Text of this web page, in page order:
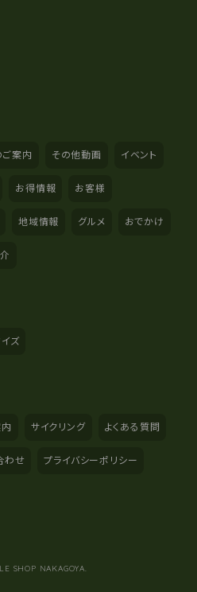
案内 その他動画 イベント
お得情報 お客様
地域情報 グルメ おでかけ
ズ
サイクリング よくある質問
わせ プライバシーポリシー
SHOP NAKAGOYA.